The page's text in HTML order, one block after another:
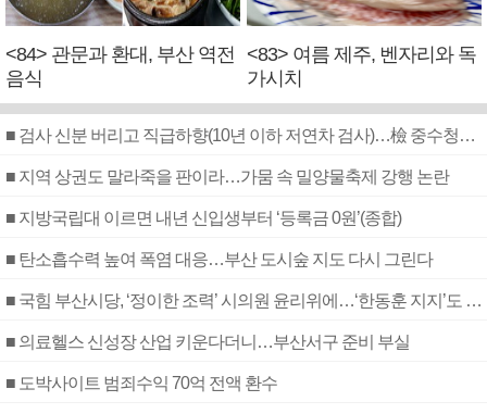
<84> 관문과 환대, 부산 역전
음식
<83> 여름 제주, 벤자리와 독
가시치
■ 검사 신분 버리고 직급하향(10년 이하 저연차 검사)…檢 중수청행 기피
■ 지역 상권도 말라죽을 판이라…가뭄 속 밀양물축제 강행 논란
■ 지방국립대 이르면 내년 신입생부터 ‘등록금 0원’(종합)
■ 탄소흡수력 높여 폭염 대응…부산 도시숲 지도 다시 그린다
■ 국힘 부산시당, ‘정이한 조력’ 시의원 윤리위에…‘한동훈 지지’도 신고접수
■ 의료헬스 신성장 산업 키운다더니…부산서구 준비 부실
■ 도박사이트 범죄수익 70억 전액 환수